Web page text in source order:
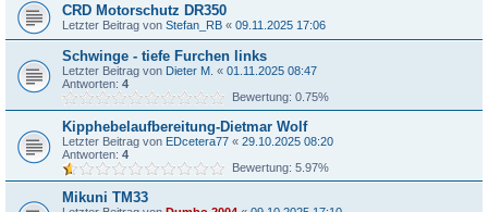
CRD Motorschutz DR350
Letzter Beitrag von Stefan_RB « 09.11.2025 17:06
Schwinge - tiefe Furchen links
Letzter Beitrag von Dieter M. « 01.11.2025 08:47
Antworten: 4
Bewertung: 0.75%
Kipphebelaufbereitung-Dietmar Wolf
Letzter Beitrag von EDcetera77 « 29.10.2025 08:20
Antworten: 4
Bewertung: 5.97%
Mikuni TM33